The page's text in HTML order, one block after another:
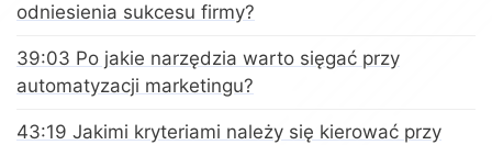
odniesienia sukcesu firmy?
39:03 Po jakie narzędzia warto sięgać przy
automatyzacji marketingu?
43:19 Jakimi kryteriami należy się kierować przy